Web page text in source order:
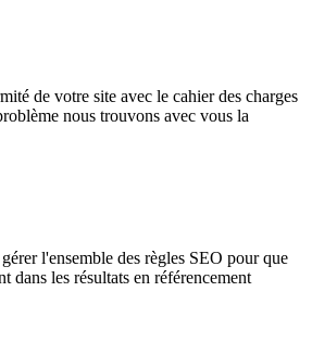
de votre site avec le cahier des charges
nous trouvons avec vous la
l'ensemble des règles SEO pour que
dans les résultats en référencement